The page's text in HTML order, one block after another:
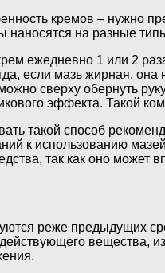
кремов – нужно
наносятся на разные
ежедневно 1 или 2
если мазь жирная, она
сверху обернуть
эффекта. Такой
такой способ
к использованию
так как оно может
реже предыдущих
вещества,